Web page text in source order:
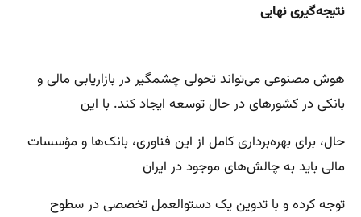
نتیجه‌گیری نهایی
هوش مصنوعی می‌تواند تحولی چشمگیر در بازاریابی مالی و
بانکی در کشورهای در حال توسعه ایجاد کند. با این
حال، برای بهره‌برداری کامل از این فناوری، بانک‌ها و مؤسسات
مالی باید به چالش‌های موجود در ایران
توجه کرده و با تدوین یک دستوالعمل تخصصی در سطوح